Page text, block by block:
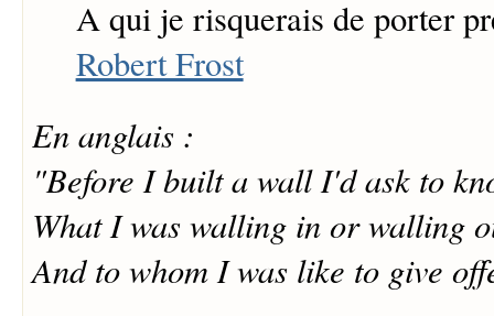
A qui je risquerais de porter
Robert Frost
En anglais :
"Before I built a wall I'd ask to
What I was walling in or walling
And to whom I was like to give